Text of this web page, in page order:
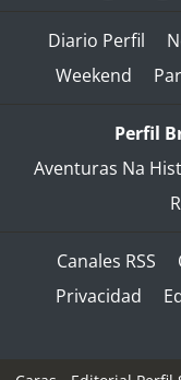
Diario Perfil
Weekend
Perfil
Aventuras Na
Canales RSS
Privacidad